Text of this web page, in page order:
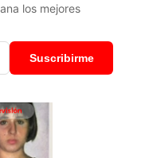
los mejores
Suscribirme